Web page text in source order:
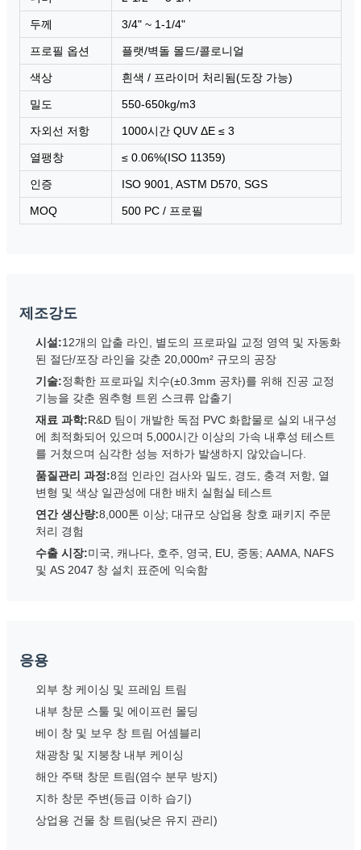
두께 3/4" ~ 1-1/4"
프로필 옵션 플랫/벽돌 몰드/콜로니얼
색상 흰색 / 프라이머 처리됨(도장 가능)
밀도 550-650kg/m3
자외선 저항 1000시간 QUV ΔE ≤ 3
열팽창 ≤ 0.06%(ISO 11359)
인증 ISO 9001, ASTM D570, SGS
MOQ 500 PC / 프로필
제조강도
시설:12개의 압출 라인, 별도의 프로파일 교정 영역 및 자동화
된 절단/포장 라인을 갖춘 20,000m² 규모의 공장
기술:정확한 프로파일 치수(±0.3mm 공차)를 위해 진공 교정
기능을 갖춘 원추형 트윈 스크류 압출기
재료 과학:R&D 팀이 개발한 독점 PVC 화합물로 실외 내구성
에 최적화되어 있으며 5,000시간 이상의 가속 내후성 테스트
를 거쳤으며 심각한 성능 저하가 발생하지 않았습니다.
품질관리 과정:8점 인라인 검사와 밀도, 경도, 충격 저항, 열
변형 및 색상 일관성에 대한 배치 실험실 테스트
연간 생산량:8,000톤 이상; 대규모 상업용 창호 패키지 주문
처리 경험
수출 시장:미국, 캐나다, 호주, 영국, EU, 중동; AAMA, NAFS
및 AS 2047 창 설치 표준에 익숙함
응용
외부 창 케이싱 및 프레임 트림
내부 창문 스툴 및 에이프런 몰딩
베이 창 및 보우 창 트림 어셈블리
채광창 및 지붕창 내부 케이싱
해안 주택 창문 트림(염수 분무 방지)
지하 창문 주변(등급 이하 습기)
상업용 건물 창 트림(낮은 유지 관리)